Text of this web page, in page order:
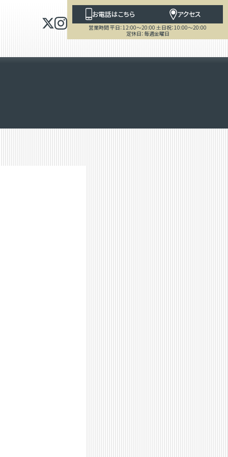
お電話はこちら アクセス
営業時間 平日：12:00～20:00 土日祝：10:00～20:00
定休日：毎週金曜日